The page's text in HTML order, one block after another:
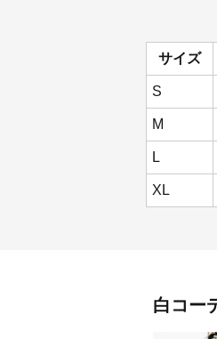
サイズ
S
M
L
XL
白コー